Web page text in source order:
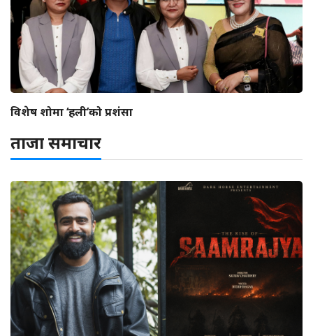
विशेष शोमा ‘हली’को प्रशंसा
ताजा समाचार